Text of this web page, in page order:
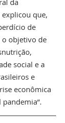
explicou que,
de
objetivo de
social e a
e
econômica